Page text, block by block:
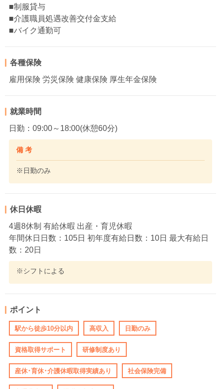
■制服貸与
■介護職員処遇改善交付金支給
■バイク通勤可
各種保険
雇用保険 労災保険 健康保険 厚生年金保険
就業時間
日勤：09:00～18:00(休憩60分)
備 考
※日勤のみ
休日休暇
4週8休制 有給休暇 出産・育児休暇
年間休日日数：105日 初年度有給日数：10日 最大有給日
数：20日
※シフトによる
ポイント
駅から徒歩10分以内 高収入 日勤のみ
資格取得サポート 研修制度あり
産休･育休･介護休暇取得実績あり 社会保険完備